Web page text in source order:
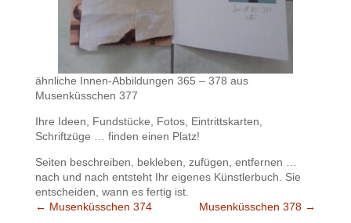
ähnliche Innen-Abbildungen 365 – 378 aus
Musenküsschen 377
Ihre Ideen, Fundstücke, Fotos, Eintrittskarten,
Schriftzüge … finden einen Platz!
Seiten beschreiben, bekleben, zufügen, entfernen …
nach und nach entsteht Ihr eigenes Künstlerbuch. Sie
entscheiden, wann es fertig ist.
← Musenküsschen 374 Musenküsschen 378 →